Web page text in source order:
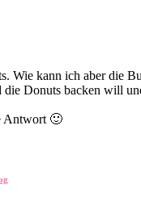
Wie kann ich aber die
Donuts backen will
Antwort 🙂